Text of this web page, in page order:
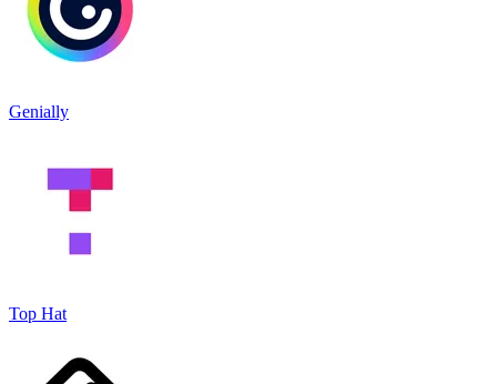
Genially
Top Hat